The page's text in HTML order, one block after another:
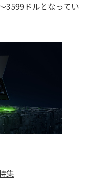
3599ドルとなってい
集